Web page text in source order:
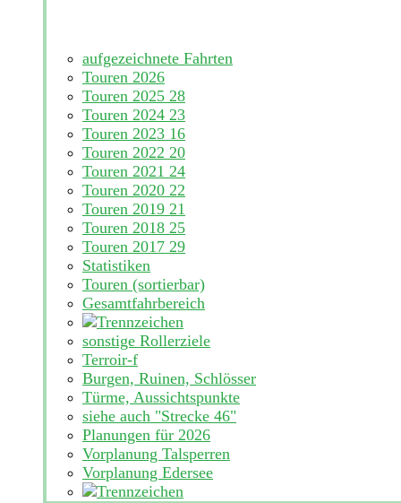
aufgezeichnete Fahrten
Touren 2026
Touren 2025 28
Touren 2024 23
Touren 2023 16
Touren 2022 20
Touren 2021 24
Touren 2020 22
Touren 2019 21
Touren 2018 25
Touren 2017 29
Statistiken
Touren (sortierbar)
Gesamtfahrbereich
sonstige Rollerziele
Terroir-f
Burgen, Ruinen, Schlösser
Türme, Aussichtspunkte
siehe auch "Strecke 46"
Planungen für 2026
Vorplanung Talsperren
Vorplanung Edersee